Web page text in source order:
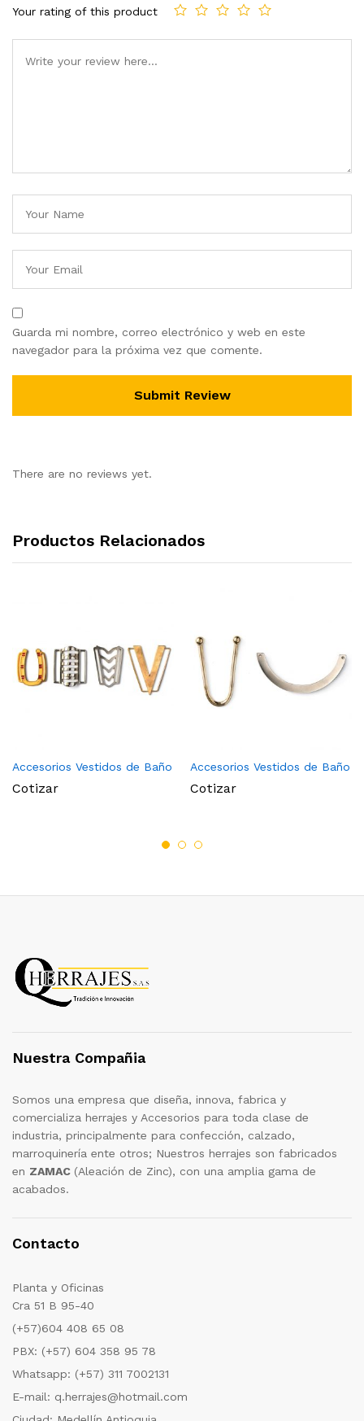
Your rating of this product
Guarda mi nombre, correo electrónico y web en este
navegador para la próxima vez que comente.
There are no reviews yet.
Productos Relacionados
Accesorios Vestidos de Baño
Cotizar
Accesorios Vestidos de Baño
Cotizar
Nuestra Compañia
Somos una empresa que diseña, innova, fabrica y
comercializa herrajes y Accesorios para toda clase de
industria, principalmente para confección, calzado,
marroquinería ente otros; Nuestros herrajes son fabricados
en ZAMAC (Aleación de Zinc), con una amplia gama de
acabados.
Contacto
Planta y Oficinas
Cra 51 B 95-40
(+57)604 408 65 08
PBX: (+57) 604 358 95 78
Whatsapp: (+57) 311 7002131
E-mail: q.herrajes@hotmail.com